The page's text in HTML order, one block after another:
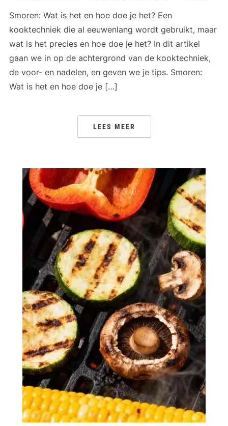
Smoren: Wat is het en hoe doe je het? Een
kooktechniek die al eeuwenlang wordt gebruikt, maar
wat is het precies en hoe doe je het? In dit artikel
gaan we in op de achtergrond van de kooktechniek,
de voor- en nadelen, en geven we je tips. Smoren:
Wat is het en hoe doe je […]
LEES MEER